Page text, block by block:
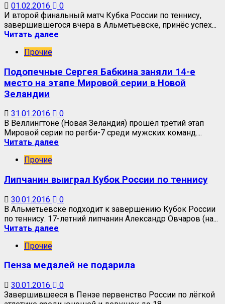
01.02.2016
0
И второй финальный матч Кубка России по теннису,
завершившегося вчера в Альметьевске, принёс успех...
Читать далее
Прочие
Подопечные Сергея Бабкина заняли 14-е
место на этапе Мировой серии в Новой
Зеландии
31.01.2016
0
В Веллингтоне (Новая Зеландия) прошёл третий этап
Мировой серии по регби-7 среди мужских команд....
Читать далее
Прочие
Липчанин выиграл Кубок России по теннису
30.01.2016
0
В Альметьевске подходит к завершению Кубок России
по теннису. 17-летний липчанин Александр Овчаров (на...
Читать далее
Прочие
Пенза медалей не подарила
30.01.2016
0
Завершившееся в Пензе первенство России по лёгкой